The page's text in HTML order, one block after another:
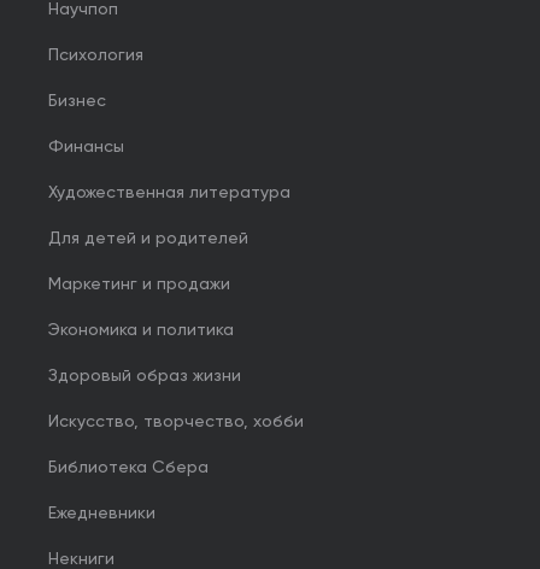
Научпоп
Психология
Бизнес
Финансы
Художественная литература
Для детей и родителей
Маркетинг и продажи
Экономика и политика
Здоровый образ жизни
Искусство, творчество, хобби
Библиотека Сбера
Ежедневники
Некниги